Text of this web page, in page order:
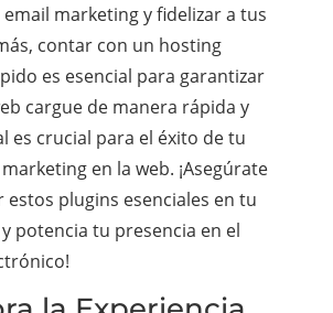
marketing y fidelizar a tus
contar con un hosting
es esencial para garantizar
cargue de manera rápida y
es crucial para el éxito de tu
en la web. ¡Asegúrate
plugins esenciales en tu
potencia tu presencia en el